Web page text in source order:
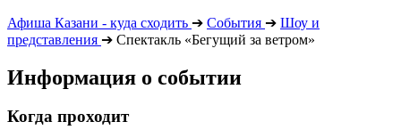
Афиша Казани - куда сходить ➔ События ➔ Шоу и
представления ➔ Спектакль «Бегущий за ветром»
Информация о событии
Когда проходит